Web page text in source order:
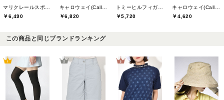
￥6,490
￥6,820
￥5,720
￥4,620
この商品と同じブランドランキング